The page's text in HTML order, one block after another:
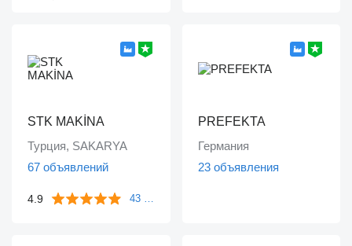
STK MAKİNA
Турция, SAKARYA
67 объявлений
4.9 43 отзыва
PREFEKTA
Германия
23 объявления